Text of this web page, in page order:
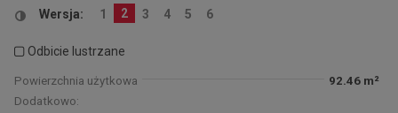
Wersja: 1 2 3 4 5 6
Odbicie lustrzane
Powierzchnia użytkowa
92.46 m²
Dodatkowo: